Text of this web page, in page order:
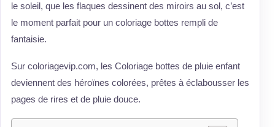
le soleil, que les flaques dessinent des miroirs au sol, c’est
le moment parfait pour un coloriage bottes rempli de
fantaisie.
Sur coloriagevip.com, les Coloriage bottes de pluie enfant
deviennent des héroïnes colorées, prêtes à éclabousser les
pages de rires et de pluie douce.